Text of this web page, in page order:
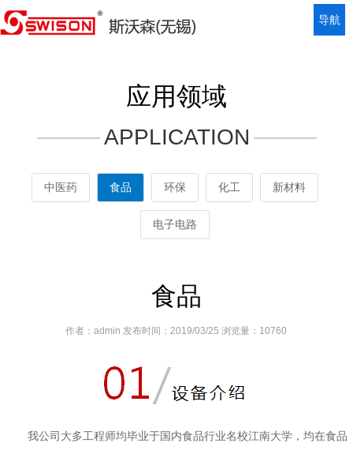
导航
应用领域
APPLICATION
中医药 食品 环保 化工 新材料
电子电路
食品
作者：admin 发布时间：2019/03/25 浏览量：10760
我公司大多工程师均毕业于国内食品行业名校江南大学，均在食品